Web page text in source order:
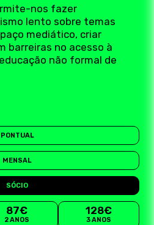
nos fazer
lento sobre temas
mediático, criar
barreiras no acesso à
não formal de
PONTUAL
MENSAL
SÓCIO
87€
2 ANOS
128€
3 ANOS